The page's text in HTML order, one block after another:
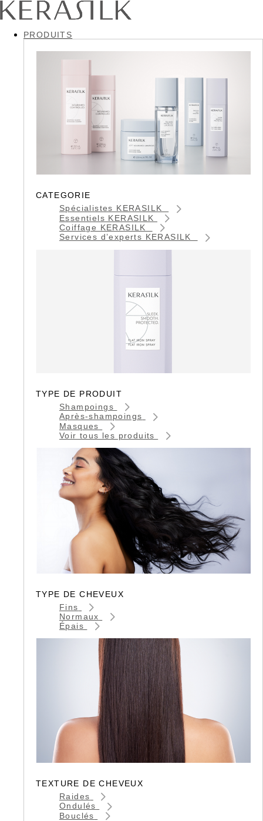
PRODUITS
CATEGORIE
Spécialistes KERASILK
Essentiels KERASILK
Coiffage KERASILK
Services d’experts KERASILK
TYPE DE PRODUIT
Shampoings
Après-shampoings
Masques
Voir tous les produits
TYPE DE CHEVEUX
Fins
Normaux
Épais
TEXTURE DE CHEVEUX
Raides
Ondulés
Bouclés